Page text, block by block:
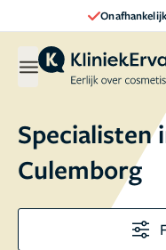
Specialisten
Culemborg